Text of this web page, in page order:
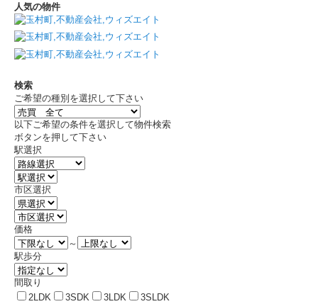
人気の物件
検索
ご希望の種別を選択して下さい
以下ご希望の条件を選択して物件検索
ボタンを押して下さい
駅選択
市区選択
価格
～
駅歩分
間取り
2LDK
3SDK 3LDK
3SLDK